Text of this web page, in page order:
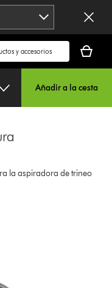
cesta
está
Añadir a la cesta
la aspiradora de trineo